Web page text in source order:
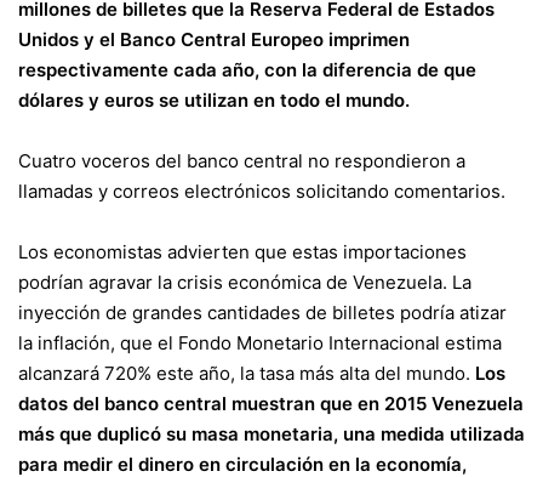
millones de billetes que la Reserva Federal de Estados
Unidos y el Banco Central Europeo imprimen
respectivamente cada año, con la diferencia de que
dólares y euros se utilizan en todo el mundo.
Cuatro voceros del banco central no respondieron a
llamadas y correos electrónicos solicitando comentarios.
Los economistas advierten que estas importaciones
podrían agravar la crisis económica de Venezuela. La
inyección de grandes cantidades de billetes podría atizar
la inflación, que el Fondo Monetario Internacional estima
alcanzará 720% este año, la tasa más alta del mundo. Los
datos del banco central muestran que en 2015 Venezuela
más que duplicó su masa monetaria, una medida utilizada
para medir el dinero en circulación en la economía,